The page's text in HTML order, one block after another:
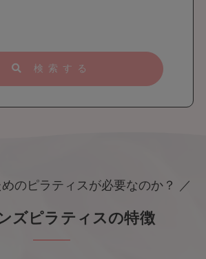
検索する
のピラティスが必要なのか？ ／
ズピラティスの特徴